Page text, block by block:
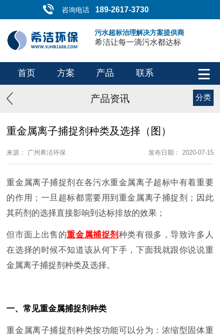
咨询电话 189-2617-3730
污水超标治理解决方案提供商
希洁让每一滴污水都达标
首页 方案 产品 联系
产品资讯 分类
重金属离子捕捉剂种类及选择（图）
来源： 广州希洁环保 发布日期： 2020-07-15
重金属离子捕捉剂在各污水重金属离子超标中有着重要
的作用；一旦超标都需要用到重金属离子捕捉剂；因此
其药剂的选择直接影响到达标排放的效果；
但市面上出售的重金属捕捉剂 种类有很多，导致许多人
在选择的时候不知道该从何下手，下面我就跟你说说重
金属离子捕捉剂种类及选择。
一、常见重金属捕捉剂种类
重金属离子捕捉剂种类按功能可以分为：浓缩型固体重